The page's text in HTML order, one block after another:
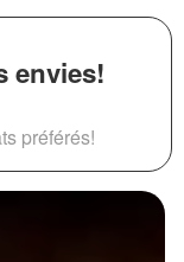
envies!
préférés!